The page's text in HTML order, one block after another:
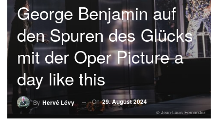
George Benjamin auf
den Spuren des Glücks
mit der Oper Picture a
day like this
By Hervé Lévy On29. August 2024
© Jean-Louis Fernandez